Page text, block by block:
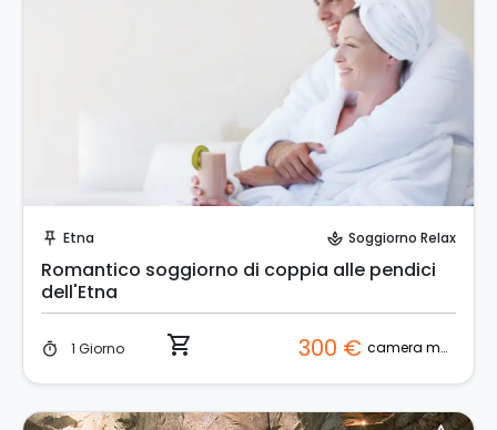
push_pin Etna spa Soggiorno Relax
Romantico soggiorno di coppia alle pendici
dell'Etna
timer 1 Giorno shopping_cart 300 € camera matrimoniale